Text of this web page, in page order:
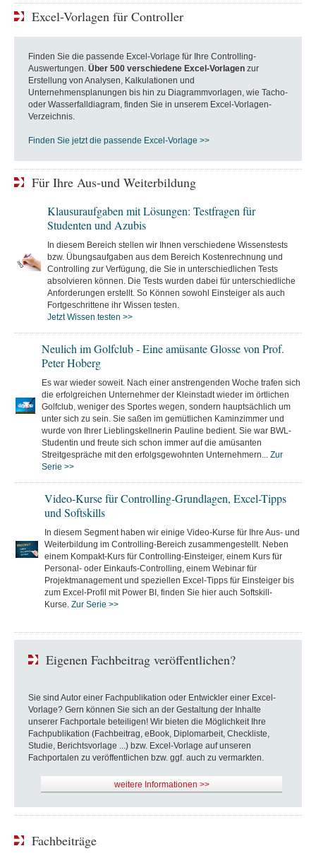
Excel-Vorlagen für Controller
Finden Sie die passende Excel-Vorlage für Ihre Controlling-
Auswertungen. Über 500 verschiedene Excel-Vorlagen zur
Erstellung von Analysen, Kalkulationen und
Unternehmensplanungen bis hin zu Diagrammvorlagen, wie Tacho-
oder Wasserfalldiagram, finden Sie in unserem Excel-Vorlagen-
Verzeichnis.
Finden Sie jetzt die passende Excel-Vorlage >>
Für Ihre Aus-und Weiterbildung
Klausuraufgaben mit Lösungen: Testfragen für
Studenten und Azubis
In diesem Bereich stellen wir Ihnen verschiedene Wissenstests
bzw. Übungsaufgaben aus dem Bereich Kostenrechnung und
Controlling zur Verfügung, die Sie in unterschiedlichen Tests
absolvieren können. Die Tests wurden dabei für unterschiedliche
Anforderungen erstellt. So Können sowohl Einsteiger als auch
Fortgeschrittene ihr Wissen testen.
Jetzt Wissen testen >>
Neulich im Golfclub - Eine amüsante Glosse von Prof.
Peter Hoberg
Es war wieder soweit. Nach einer anstrengenden Woche trafen sich
die erfolgreichen Unternehmer der Kleinstadt wieder im örtlichen
Golfclub, weniger des Sportes wegen, sondern hauptsächlich um
unter sich zu sein. Sie saßen im gemütlichen Kaminzimmer und
wurde von Ihrer Lieblingskellnerin Pauline bedient. Sie war BWL-
Studentin und freute sich schon immer auf die amüsanten
Streitgespräche mit den erfolgsgewohnten Unternehmern... Zur
Serie >>
Video-Kurse für Controlling-Grundlagen, Excel-Tipps
und Softskills
In diesem Segment haben wir einige Video-Kurse für Ihre Aus- und
Weiterbildung im Controlling-Bereich zusammengestellt. Neben
einem Kompakt-Kurs für Controlling-Einsteiger, einem Kurs für
Personal- oder Einkaufs-Controlling, einem Webinar für
Projektmanagement und speziellen Excel-Tipps für Einsteiger bis
zum Excel-Profil mit Power BI, finden Sie hier auch Softskill-
Kurse. Zur Serie >>
Eigenen Fachbeitrag veröffentlichen?
Sie sind Autor einer Fachpublikation oder Entwickler einer Excel-
Vorlage? Gern können Sie sich an der Gestaltung der Inhalte
unserer Fachportale beteiligen! Wir bieten die Möglichkeit Ihre
Fachpublikation (Fachbeitrag, eBook, Diplomarbeit, Checkliste,
Studie, Berichtsvorlage ...) bzw. Excel-Vorlage auf unseren
Fachportalen zu veröffentlichen bzw. ggf. auch zu vermarkten.
weitere Informationen >>
Fachbeiträge